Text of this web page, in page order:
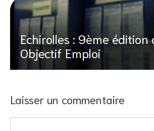
Echirolles : 9ème édition
Objectif Emploi
Laisser un commentaire